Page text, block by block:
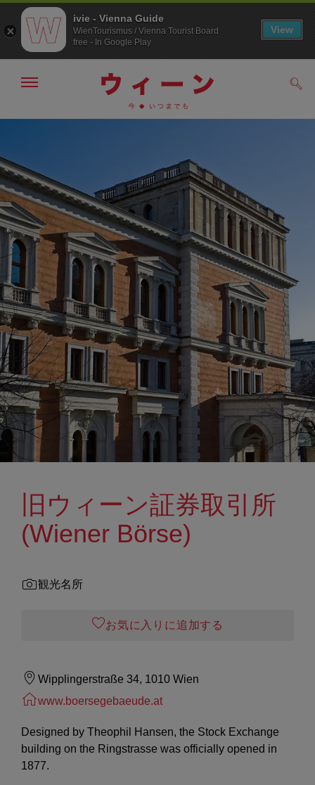
ー
へ
ー
ジ
の
ト
ッ
プ
へ
メ
非
表
示
旧ウィーン証券取引所
(Wiener Börse)
観光名所
お気に入りに追加する
Wipplingerstraße 34, 1010 Wien
www.boersegebaeude.at
Designed by Theophil Hansen, the Stock Exchange
building on the Ringstrasse was officially opened in
1877.
ivie - Vienna Guide
WienTourismus / Vienna Tourist Board
free - In Google Play
View